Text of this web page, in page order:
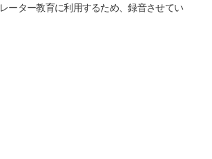
ーター教育に利用するため、録音させてい